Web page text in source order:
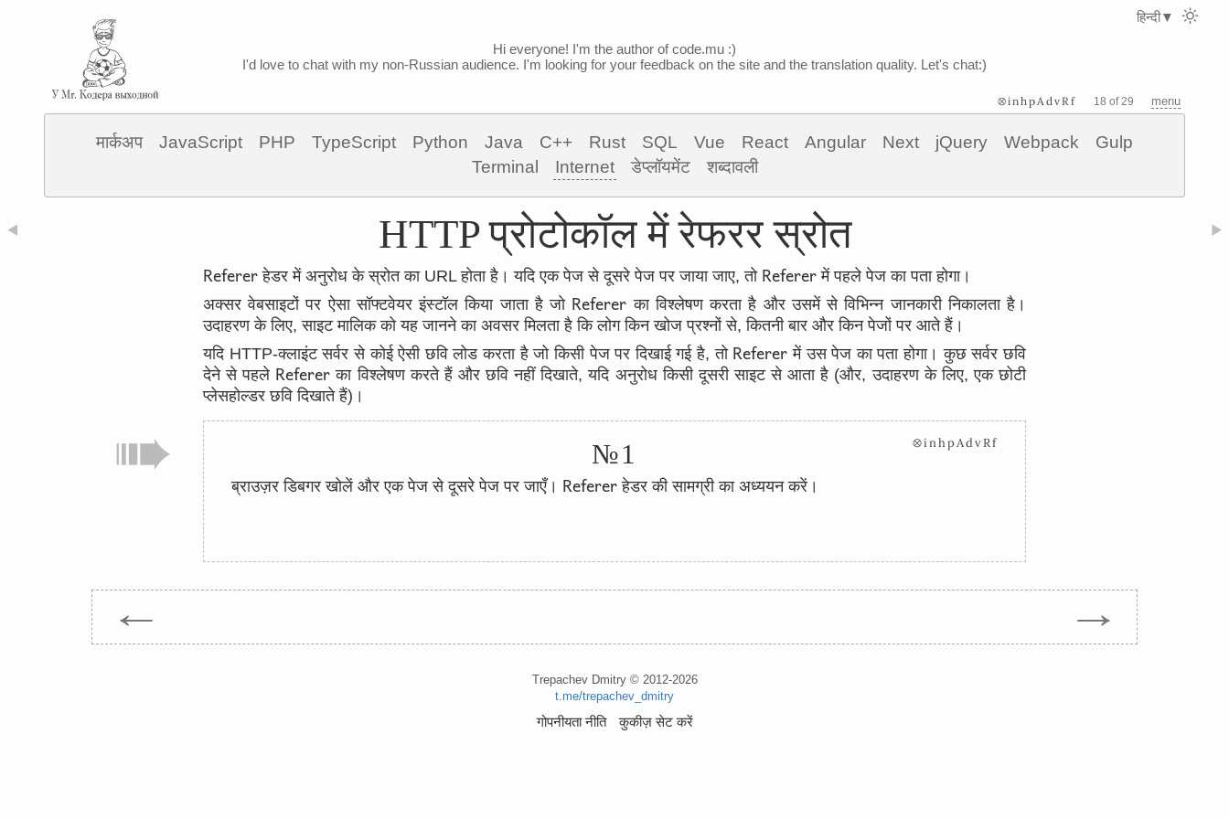
Hi everyone! I'm the author of code.mu :)
I'd love to chat with my non-Russian audience. I'm looking for your feedback on the site and the translation quality. Let's chat:)
⊗inhpAdvRf 18 of 29 menu
मार्कअप JavaScript PHP TypeScript Python Java C++ Rust SQL Vue React Angular Next jQuery Webpack
Gulp
Terminal
Internet डेप्लॉयमेंट शब्दावली
◀ ▶
HTTP प्रोटोकॉल में रेफरर स्रोत
Referer हेडर में अनुरोध के स्रोत का URL होता है। यदि एक पेज से दूसरे पेज पर जाया जाए, तो Referer में पहले पेज का पता होगा।
अक्सर वेबसाइटों पर ऐसा सॉफ्टवेयर इंस्टॉल किया जाता है जो Referer का विश्लेषण करता है और उसमें से विभिन्न जानकारी निकालता है।
उदाहरण के लिए, साइट मालिक को यह जानने का अवसर मिलता है कि लोग किन खोज प्रश्नों से, कितनी बार और किन पेजों पर आते हैं।
यदि HTTP-क्लाइंट सर्वर से कोई ऐसी छवि लोड करता है जो किसी पेज पर दिखाई गई है, तो Referer में उस पेज का पता होगा। कुछ सर्वर छवि
देने से पहले Referer का विश्लेषण करते हैं और छवि नहीं दिखाते, यदि अनुरोध किसी दूसरी साइट से आता है (और, उदाहरण के लिए, एक छोटी
प्लेसहोल्डर छवि दिखाते हैं)।
№1 ⊗inhpAdvRf
ब्राउज़र डिबगर खोलें और एक पेज से दूसरे पेज पर जाएँ। Referer हेडर की सामग्री का अध्ययन करें।
← →
Trepachev Dmitry © 2012-2026
t.me/trepachev_dmitry
गोपनीयता नीति कुकीज़ सेट करें
हिन्दी▼